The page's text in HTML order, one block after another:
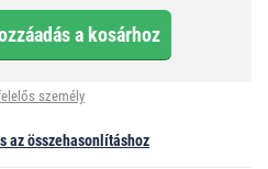
a kosárhoz
személy
az összehasonlításhoz